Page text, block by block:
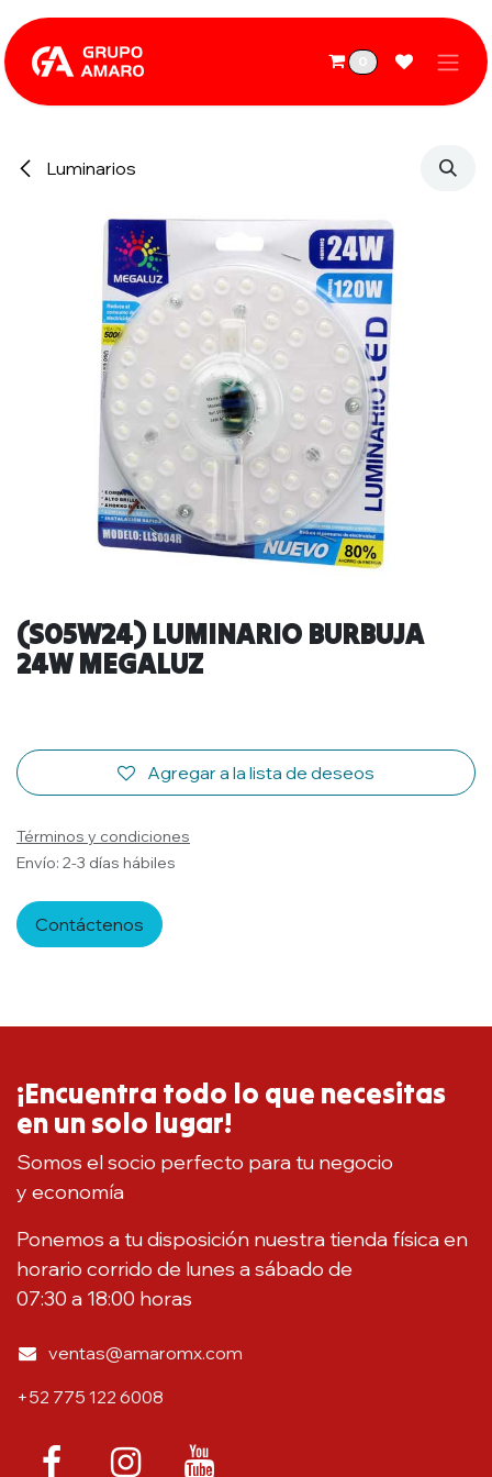
Ir al contenido
0
Luminarios
(S05W24) LUMINARIO BURBUJA
24W MEGALUZ
Agregar a la lista de deseos
Términos y condiciones
Envío: 2-3 días hábiles
Contáctenos
¡Encuentra todo lo que necesitas
en un solo lugar!
Somos el socio perfecto para tu negocio
y economía
Ponemos a tu disposición nuestra tienda física en
horario corrido de lunes a sábado de
07:30 a 18:00 horas
ventas@amaromx.com
+52 775 122 6008